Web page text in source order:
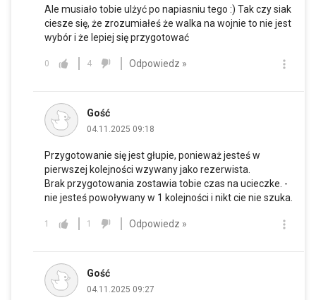
Ale musiało tobie ulżyć po napiasniu tego :) Tak czy siak
ciesze się, że zrozumiałeś że walka na wojnie to nie jest
wybór i że lepiej się przygotować
0 4 Odpowiedz »
Gość
04.11.2025 09:18
Przygotowanie się jest głupie, ponieważ jesteś w
pierwszej kolejności wzywany jako rezerwista.
Brak przygotowania zostawia tobie czas na ucieczke. -
nie jesteś powoływany w 1 kolejności i nikt cie nie szuka.
1 1 Odpowiedz »
Gość
04.11.2025 09:27